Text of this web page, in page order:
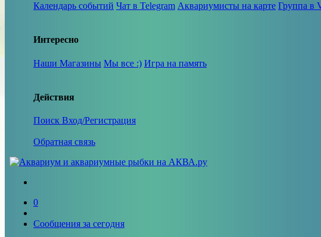
Календарь событий Чат в Telegram Аквариумисты на карте Группа в
Интересно
Наши Магазины Мы все :) Игра на память
Действия
Поиск Вход/Регистрация
Обратная связь
0
Сообщения за сегодня